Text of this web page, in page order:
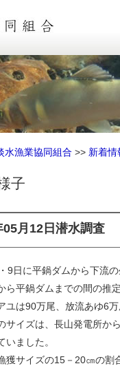
水漁業協同組合 >> 新着情
子
月12日潜水調査
9日に平鍋ダムから下流
ら平鍋ダムまでの間の推
ユは90万尾、放流あゆ6
サイズは、長山発電所か
いました。
獲サイズの15－20㎝の